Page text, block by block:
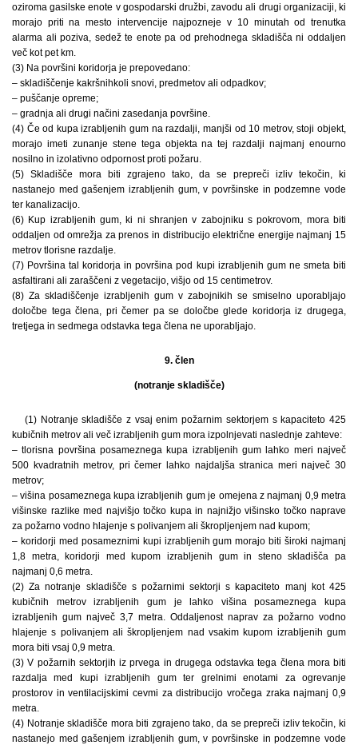
oziroma gasilske enote v gospodarski družbi, zavodu ali drugi organizaciji, ki
morajo priti na mesto intervencije najpozneje v 10 minutah od trenutka
alarma ali poziva, sedež te enote pa od prehodnega skladišča ni oddaljen
več kot pet km.
(3) Na površini koridorja je prepovedano:
– skladiščenje kakršnihkoli snovi, predmetov ali odpadkov;
– puščanje opreme;
– gradnja ali drugi načini zasedanja površine.
(4) Če od kupa izrabljenih gum na razdalji, manjši od 10 metrov, stoji objekt,
morajo imeti zunanje stene tega objekta na tej razdalji najmanj enourno
nosilno in izolativno odpornost proti požaru.
(5) Skladišče mora biti zgrajeno tako, da se prepreči izliv tekočin, ki
nastanejo med gašenjem izrabljenih gum, v površinske in podzemne vode
ter kanalizacijo.
(6) Kup izrabljenih gum, ki ni shranjen v zabojniku s pokrovom, mora biti
oddaljen od omrežja za prenos in distribucijo električne energije najmanj 15
metrov tlorisne razdalje.
(7) Površina tal koridorja in površina pod kupi izrabljenih gum ne smeta biti
asfaltirani ali zaraščeni z vegetacijo, višjo od 15 centimetrov.
(8) Za skladiščenje izrabljenih gum v zabojnikih se smiselno uporabljajo
določbe tega člena, pri čemer pa se določbe glede koridorja iz drugega,
tretjega in sedmega odstavka tega člena ne uporabljajo.
9. člen
(notranje skladišče)
(1) Notranje skladišče z vsaj enim požarnim sektorjem s kapaciteto 425
kubičnih metrov ali več izrabljenih gum mora izpolnjevati naslednje zahteve:
– tlorisna površina posameznega kupa izrabljenih gum lahko meri največ
500 kvadratnih metrov, pri čemer lahko najdaljša stranica meri največ 30
metrov;
– višina posameznega kupa izrabljenih gum je omejena z najmanj 0,9 metra
višinske razlike med najvišjo točko kupa in najnižjo višinsko točko naprave
za požarno vodno hlajenje s polivanjem ali škropljenjem nad kupom;
– koridorji med posameznimi kupi izrabljenih gum morajo biti široki najmanj
1,8 metra, koridorji med kupom izrabljenih gum in steno skladišča pa
najmanj 0,6 metra.
(2) Za notranje skladišče s požarnimi sektorji s kapaciteto manj kot 425
kubičnih metrov izrabljenih gum je lahko višina posameznega kupa
izrabljenih gum največ 3,7 metra. Oddaljenost naprav za požarno vodno
hlajenje s polivanjem ali škropljenjem nad vsakim kupom izrabljenih gum
mora biti vsaj 0,9 metra.
(3) V požarnih sektorjih iz prvega in drugega odstavka tega člena mora biti
razdalja med kupi izrabljenih gum ter grelnimi enotami za ogrevanje
prostorov in ventilacijskimi cevmi za distribucijo vročega zraka najmanj 0,9
metra.
(4) Notranje skladišče mora biti zgrajeno tako, da se prepreči izliv tekočin, ki
nastanejo med gašenjem izrabljenih gum, v površinske in podzemne vode